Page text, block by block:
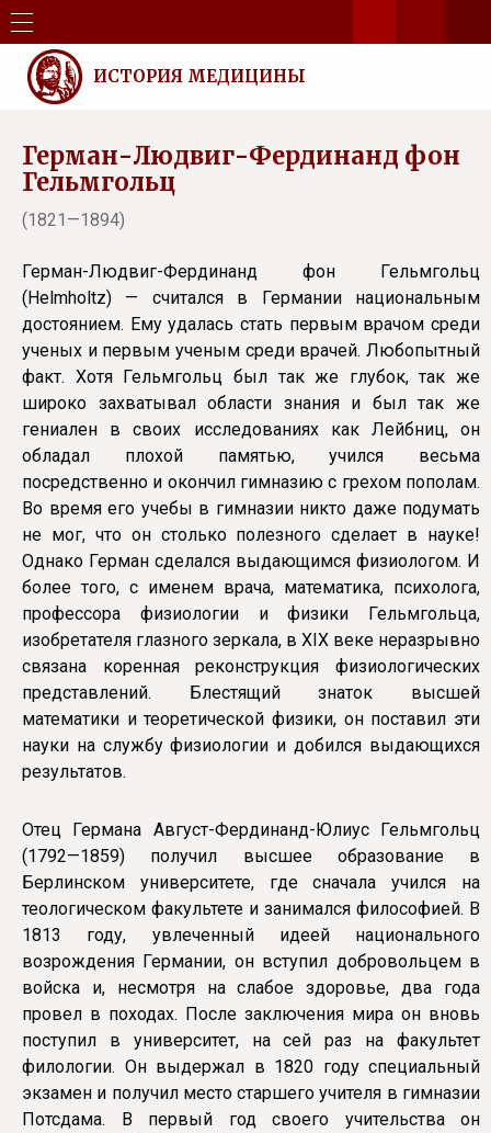
ИСТОРИЯ МЕДИЦИНЫ
Герман-Людвиг-Фердинанд фон
Гельмгольц
(1821—1894)
Герман-Людвиг-Фердинанд фон Гельмгольц
(Helmholtz) — считался в Германии национальным
достоянием. Ему удалась стать первым врачом среди
ученых и первым ученым среди врачей. Любопытный
факт. Хотя Гельмгольц был так же глубок, так же
широко захватывал области знания и был так же
гениален в своих исследованиях как Лейбниц, он
обладал плохой памятью, учился весьма
посредственно и окончил гимназию с грехом пополам.
Во время его учебы в гимназии никто даже подумать
не мог, что он столько полезного сделает в науке!
Однако Герман сделался выдающимся физиологом. И
более того, с именем врача, математика, психолога,
профессора физиологии и физики Гельмгольца,
изобретателя глазного зеркала, в ХIХ веке неразрывно
связана коренная реконструкция физиологических
представлений. Блестящий знаток высшей
математики и теоретической физики, он поставил эти
науки на службу физиологии и добился выдающихся
результатов.
Отец Германа Август-Фердинанд-Юлиус Гельмгольц
(1792—1859) получил высшее образование в
Берлинском университете, где сначала учился на
теологическом факультете и занимался философией. В
1813 году, увлеченный идеей национального
возрождения Германии, он вступил добровольцем в
войска и, несмотря на слабое здоровье, два года
провел в походах. После заключения мира он вновь
поступил в университет, на сей раз на факультет
филологии. Он выдержал в 1820 году специальный
экзамен и получил место старшего учителя в гимназии
Потсдама. В первый год своего учительства он